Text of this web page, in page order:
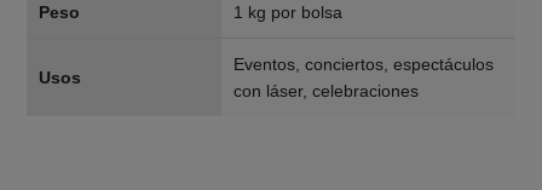
Peso 1 kg por bolsa
Usos
Eventos, conciertos, espectáculos
con láser, celebraciones